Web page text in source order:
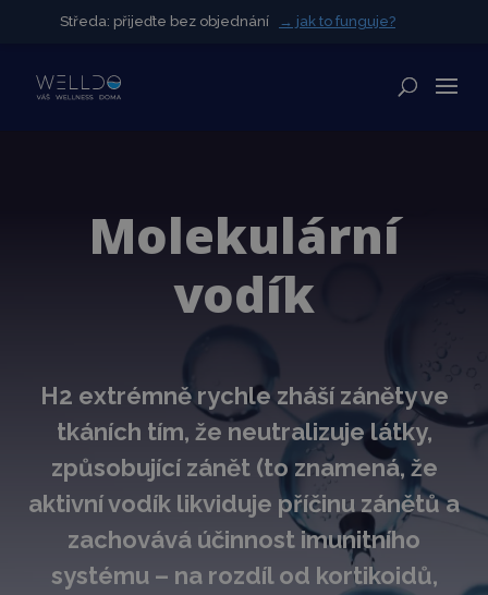
Molekulární
vodík
H2 extrémně rychle zháší záněty ve
tkáních tím, že neutralizuje látky,
způsobující zánět (to znamená, že
aktivní vodík likviduje příčinu zánětů a
zachovává účinnost imunitního
systému – na rozdíl od kortikoidů,
Středa: přijeďte bez objednání → jak to funguje?
Středa: přijeďte bez objednání → jak to funguje?